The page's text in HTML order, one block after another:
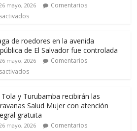
mayo, 2026
Comentarios
de roedores en la avenida
de El Salvador fue controlada
mayo, 2026
Comentarios
Tola y Turubamba recibirán las
Salud Mujer con atención
gratuita
mayo, 2026
Comentarios